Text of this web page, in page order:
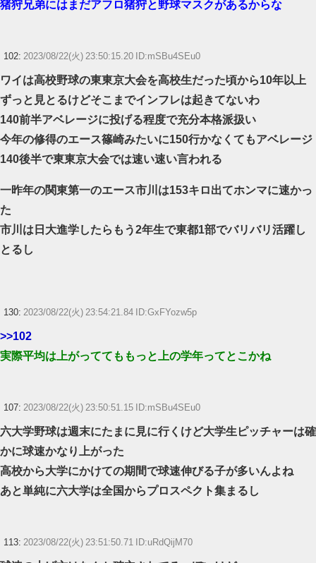
猪狩兄弟にはまだアフロ猪狩と野球マスクがあるからな
102: 2023/08/22(火) 23:50:15.20 ID:mSBu4SEu0
ワイは高校野球の東東京大会を高校生だった頃から10年以上
ずっと見とるけどそこまでインフレは起きてないわ
140前半アベレージに投げる程度で充分本格派扱い
今年の修得のエース篠崎みたいに150行かなくてもアベレージ
140後半で東東京大会では速い速い言われる
一昨年の関東第一のエース市川は153キロ出てホンマに速かっ
た
市川は日大進学したらもう2年生で東都1部でバリバリ活躍し
とるし
130: 2023/08/22(火) 23:54:21.84 ID:GxFYozw5p
>>102
実際平均は上がっててももっと上の学年ってとこかね
107: 2023/08/22(火) 23:50:51.15 ID:mSBu4SEu0
六大学野球は週末にたまに見に行くけど大学生ピッチャーは確
かに球速かなり上がった
高校から大学にかけての期間で球速伸びる子が多いんよね
あと単純に六大学は全国からプロスペクト集まるし
113: 2023/08/22(火) 23:51:50.71 ID:uRdQijM70